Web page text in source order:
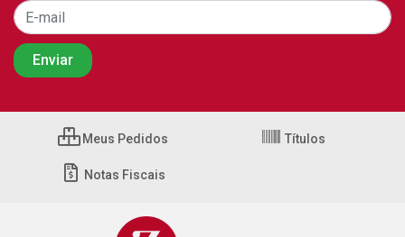
Meus Pedidos Títulos
Notas Fiscais